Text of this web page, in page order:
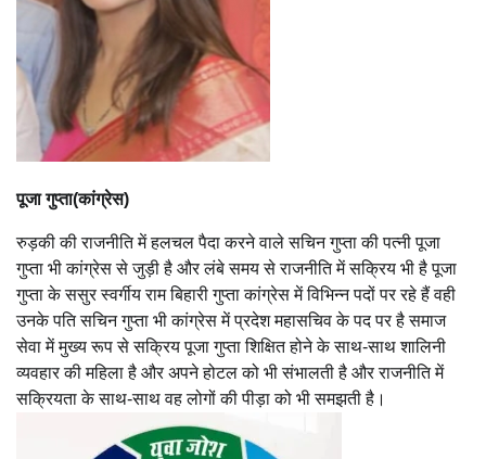
पूजा गुप्ता(कांग्रेस)
रुड़की की राजनीति में हलचल पैदा करने वाले सचिन गुप्ता की पत्नी पूजा
गुप्ता भी कांग्रेस से जुड़ी है और लंबे समय से राजनीति में सक्रिय भी है पूजा
गुप्ता के ससुर स्वर्गीय राम बिहारी गुप्ता कांग्रेस में विभिन्न पदों पर रहे हैं वही
उनके पति सचिन गुप्ता भी कांग्रेस में प्रदेश महासचिव के पद पर है समाज
सेवा में मुख्य रूप से सक्रिय पूजा गुप्ता शिक्षित होने के साथ-साथ शालिनी
व्यवहार की महिला है और अपने होटल को भी संभालती है और राजनीति में
सक्रियता के साथ-साथ वह लोगों की पीड़ा को भी समझती है।